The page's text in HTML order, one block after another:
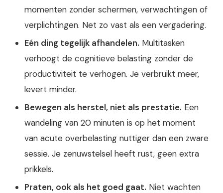
momenten zonder schermen, verwachtingen of
verplichtingen. Net zo vast als een vergadering.
Eén ding tegelijk afhandelen. Multitasken
verhoogt de cognitieve belasting zonder de
productiviteit te verhogen. Je verbruikt meer,
levert minder.
Bewegen als herstel, niet als prestatie. Een
wandeling van 20 minuten is op het moment
van acute overbelasting nuttiger dan een zware
sessie. Je zenuwstelsel heeft rust, geen extra
prikkels.
Praten, ook als het goed gaat. Niet wachten